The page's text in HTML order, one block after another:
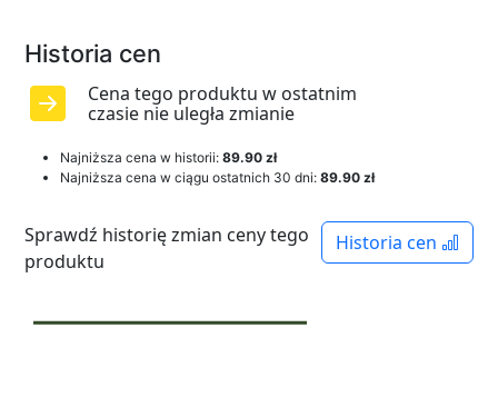
Historia cen
Cena tego produktu w ostatnim
czasie nie uległa zmianie
Najniższa cena w historii: 89.90 zł
Najniższa cena w ciągu ostatnich 30 dni: 89.90 zł
Historia cen
Sprawdź historię zmian ceny tego
produktu